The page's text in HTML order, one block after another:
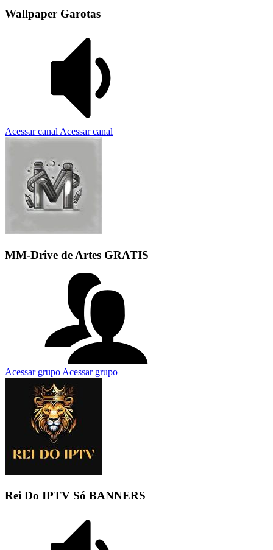
Wallpaper Garotas
Acessar canal Acessar canal
MM-Drive de Artes GRATIS
Acessar grupo Acessar grupo
Rei Do IPTV Só BANNERS